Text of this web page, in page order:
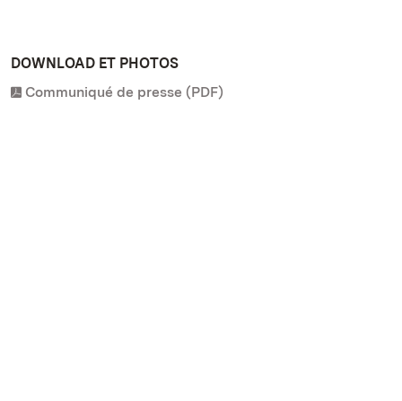
DOWNLOAD ET PHOTOS
Communiqué de presse (PDF)